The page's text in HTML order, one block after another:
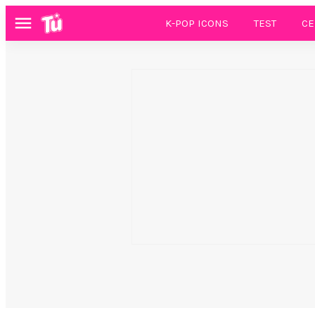
Menú K-POP ICONS TEST